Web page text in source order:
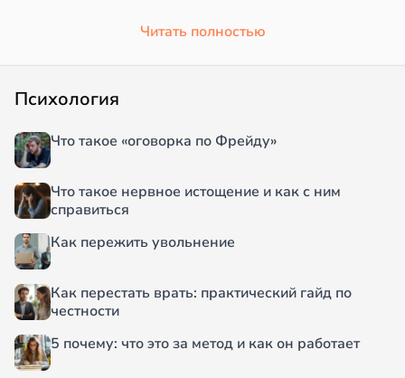
Читать полностью
Психология
Что такое «оговорка по Фрейду»
Что такое нервное истощение и как с ним
справиться
Как пережить увольнение
Как перестать врать: практический гайд по
честности
5 почему: что это за метод и как он работает